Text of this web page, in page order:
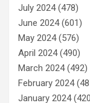
July 2024(478)
June 2024(601)
May 2024(576)
April 2024(490)
March 2024(492)
February 2024
January 2024